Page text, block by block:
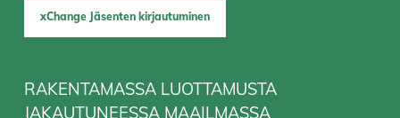
xChange Jäsenten kirjautuminen
RAKENTAMASSA LUOTTAMUSTA
JAKAUTUNEESSA MAAILMASSA